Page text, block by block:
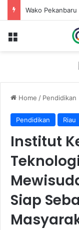
Home / Pendidikan
Pendidikan Riau
Institut
Siap